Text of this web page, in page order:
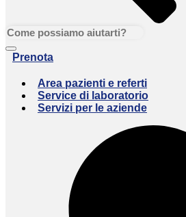
Prenota
Area pazienti e referti
Service di laboratorio
Servizi per le aziende